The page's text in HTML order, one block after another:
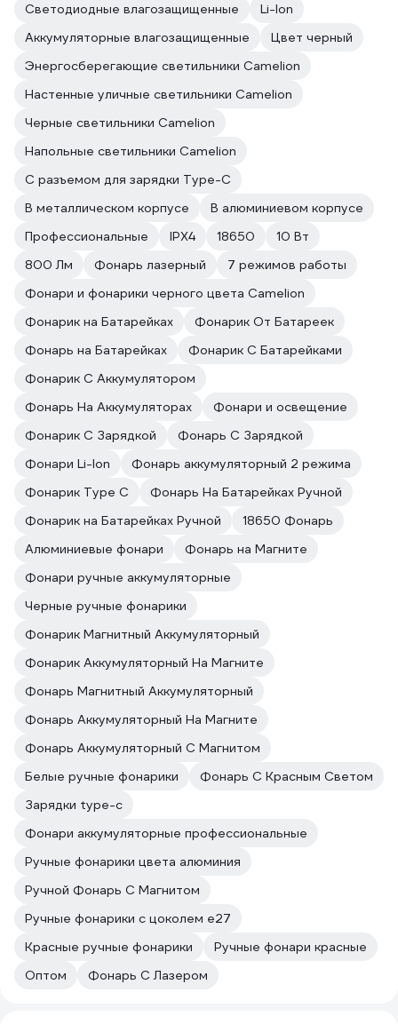
Светодиодные влагозащищенные
Li-Ion
Аккумуляторные влагозащищенные
Цвет черный
Энергосберегающие светильники Camelion
Настенные уличные светильники Camelion
Черные светильники Camelion
Напольные светильники Camelion
С разъемом для зарядки Тype-C
В металлическом корпусе
В алюминиевом корпусе
Профессиональные
IPX4 18650
10 Вт
800 Лм
Фонарь лазерный
7 режимов работы
Фонари и фонарики черного цвета Camelion
Фонарик на Батарейках
Фонарик От Батареек
Фонарь на Батарейках
Фонарик С Батарейками
Фонарик С Аккумулятором
Фонарь На Аккумуляторах
Фонари и освещение
Фонарик С Зарядкой
Фонарь С Зарядкой
Фонари Li-Ion
Фонарь аккумуляторный 2 режима
Фонарик Type C
Фонарь На Батарейках Ручной
Фонарик на Батарейках Ручной
18650 Фонарь
Алюминиевые фонари
Фонарь на Магните
Фонари ручные аккумуляторные
Черные ручные фонарики
Фонарик Магнитный Аккумуляторный
Фонарик Аккумуляторный На Магните
Фонарь Магнитный Аккумуляторный
Фонарь Аккумуляторный На Магните
Фонарь Аккумуляторный С Магнитом
Белые ручные фонарики
Фонарь С Красным Светом
Зарядки type-c
Фонари аккумуляторные профессиональные
Ручные фонарики цвета алюминия
Ручной Фонарь С Магнитом
Ручные фонарики с цоколем e27
Красные ручные фонарики
Ручные фонари красные
Оптом
Фонарь С Лазером